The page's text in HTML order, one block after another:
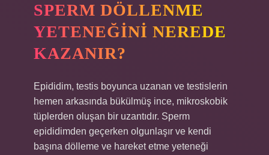
SPERM DÖLLENME
YETENEĞINI NEREDE
KAZANIR?
Epididim, testis boyunca uzanan ve testislerin
hemen arkasında bükülmüş ince, mikroskobik
tüplerden oluşan bir uzantıdır. Sperm
epididimden geçerken olgunlaşır ve kendi
başına dölleme ve hareket etme yeteneği